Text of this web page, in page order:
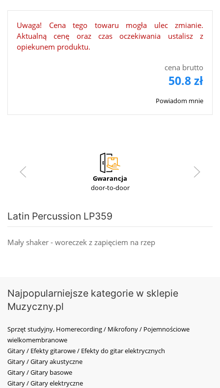
Uwaga! Cena tego towaru mogła ulec zmianie.
Aktualną cenę oraz czas oczekiwania ustalisz z
opiekunem produktu.
cena brutto
50.8 zł
Powiadom mnie
Gwarancja
door-to-door
Latin Percussion LP359
Mały shaker - woreczek z zapięciem na rzep
Najpopularniejsze kategorie w sklepie
Muzyczny.pl
Sprzęt studyjny, Homerecording / Mikrofony / Pojemnościowe
wielkomembranowe
Gitary / Efekty gitarowe / Efekty do gitar elektrycznych
Gitary / Gitary akustyczne
Gitary / Gitary basowe
Gitary / Gitary elektryczne